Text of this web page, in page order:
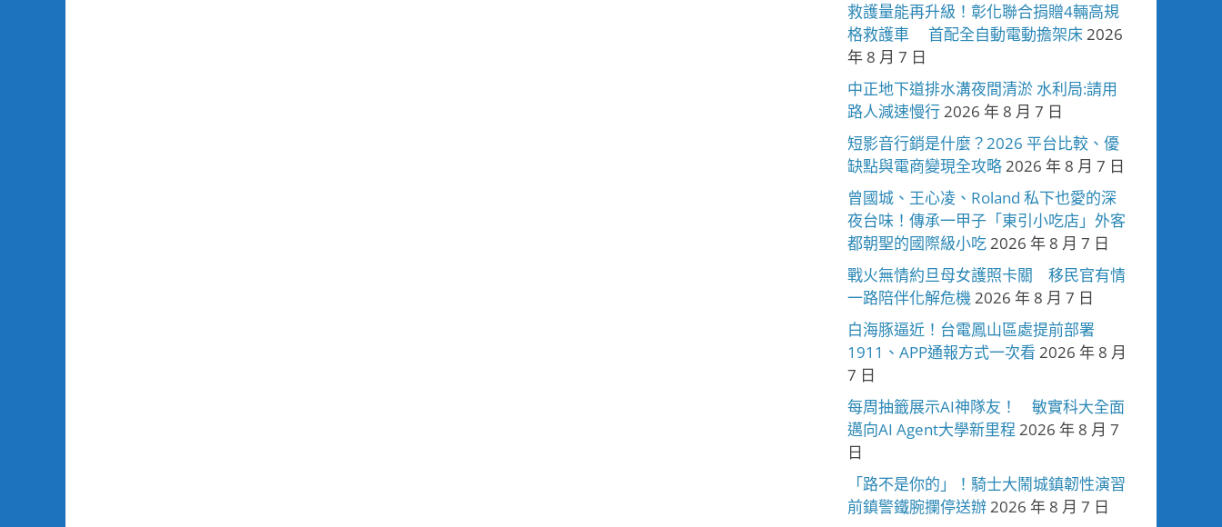
救護量能再升級！彰化聯合捐贈4輛高規
格救護車 首配全自動電動擔架床2026
年 8 月 7 日
中正地下道排水溝夜間清淤 水利局:請用
路人減速慢行2026 年 8 月 7 日
短影音行銷是什麼？2026 平台比較、優
缺點與電商變現全攻略2026 年 8 月 7 日
曾國城、王心凌、Roland 私下也愛的深
夜台味！傳承一甲子「東引小吃店」外客
都朝聖的國際級小吃2026 年 8 月 7 日
戰火無情約旦母女護照卡關 移民官有情
一路陪伴化解危機2026 年 8 月 7 日
白海豚逼近！台電鳳山區處提前部署
1911、APP通報方式一次看 2026 年 8 月
7 日
每周抽籤展示AI神隊友！ 敏實科大全面
邁向AI Agent大學新里程 2026 年 8 月 7
日
「路不是你的」！騎士大鬧城鎮韌性演習
前鎮警鐵腕攔停送辦2026 年 8 月 7 日